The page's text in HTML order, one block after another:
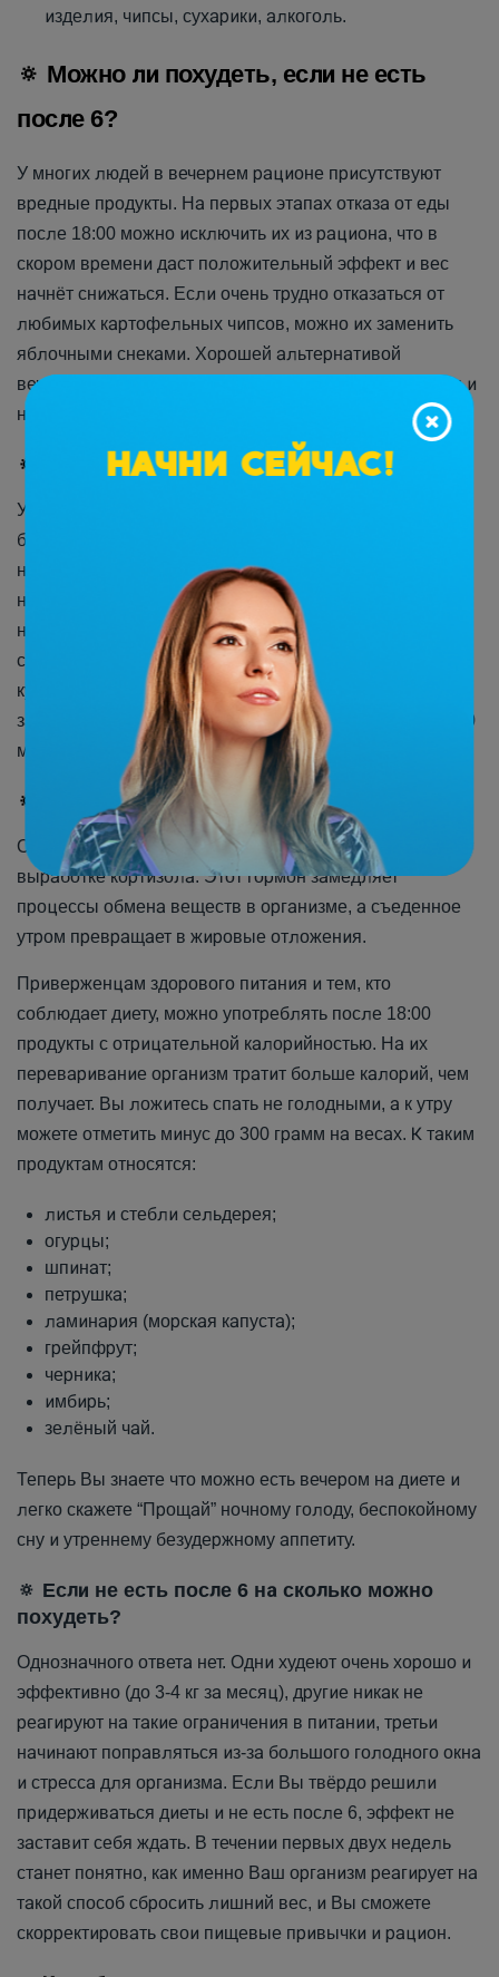
изделия, чипсы, сухарики, алкоголь.
🔅 Можно ли похудеть, если не есть
после 6?
У многих людей в вечернем рационе присутствуют
вредные продукты. На первых этапах отказа от еды
после 18:00 можно исключить их из рациона, что в
скором времени даст положительный эффект и вес
начнёт снижаться. Если очень трудно отказаться от
любимых картофельных чипсов, можно их заменить
яблочными снеками. Хорошей альтернативой
вечернему пиву станет зелёный чай с корнем имбиря и
несколькими ломтиками сочного яблока.
🔅 Что можно есть после 6 худеющим?
Ужин должен состоять из лёгких, низкокалорийных
блюд: яйца, отварное мясо курицы или индейки,
нежирные сорта рыбы, творог, йогурт без
наполнителей, кефир, ряженка 2,5%, зелень,
некрахмалистые овощи. Можно приготовить вкусный
салат из таких ингредиентов и дополнить его кусочком
куриного филе. За два часа до сна тем, кому тяжело
засыпать на голодный желудок, можно выпить 100-150
мл кефира.
🔅 Как не есть после 6, если очень хочется?
Отказ от пищи и сильное чувство голода способствуют
выработке кортизола. Этот гормон замедляет
процессы обмена веществ в организме, а съеденное
утром превращает в жировые отложения.
Приверженцам здорового питания и тем, кто
соблюдает диету, можно употреблять после 18:00
продукты с отрицательной калорийностью. На их
переваривание организм тратит больше калорий, чем
получает. Вы ложитесь спать не голодными, а к утру
можете отметить минус до 300 грамм на весах. К таким
продуктам относятся:
листья и стебли сельдерея;
огурцы;
шпинат;
петрушка;
ламинария (морская капуста);
грейпфрут;
черника;
имбирь;
зелёный чай.
Теперь Вы знаете что можно есть вечером на диете и
легко скажете “Прощай” ночному голоду, беспокойному
сну и утреннему безудержному аппетиту.
🔅 Если не есть после 6 на сколько можно
похудеть?
Однозначного ответа нет. Одни худеют очень хорошо и
эффективно (до 3-4 кг за месяц), другие никак не
реагируют на такие ограничения в питании, третьи
начинают поправляться из-за большого голодного окна
и стресса для организма. Если Вы твёрдо решили
придерживаться диеты и не есть после 6, эффект не
заставит себя ждать. В течении первых двух недель
станет понятно, как именно Ваш организм реагирует на
такой способ сбросить лишний вес, и Вы сможете
скорректировать свои пищевые привычки и рацион.
НАЧНИ СЕЙЧАС!
ПРОБНОМУ
Viber Telegram